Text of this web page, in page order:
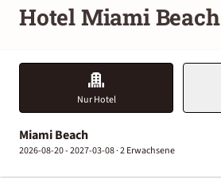
Hotel Miami Beach
Nur Hotel
Miami Beach
2026-08-20 - 2027-03-08 ·2 Erwachsene